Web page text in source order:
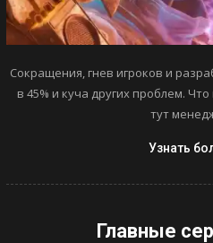
Сокращения, гнев игроков и
в 45% и куча других проблем.
тут
Узнать
Главные